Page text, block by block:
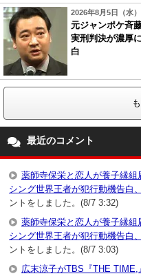
2026年8月5日（水
元ジャンポケ斉
実刑判決が濃厚
白
最近のコメント
薬師寺保栄と恋人が養子縁
シング世界王者が犯行動機告白
ントをしました。(8/7 3:32)
薬師寺保栄と恋人が養子縁
シング世界王者が犯行動機告白
ントをしました。(8/7 3:03)
広末涼子がTBS『THE